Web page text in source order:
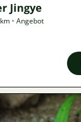
Jingye
• Angebot